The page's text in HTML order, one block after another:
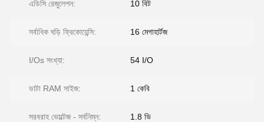
এডিসি রেজুলেশন: 10 বিট
সর্বাধিক ঘড়ি ফ্রিকোয়েন্সি: 16 মেগাহার্টজ
I/Os সংখ্যা: 54 I/O
ডাটা RAM সাইজ: 1 কেবি
সরবরাহ ভোল্টেজ - সর্বনিম্ন: 1.8 ভি